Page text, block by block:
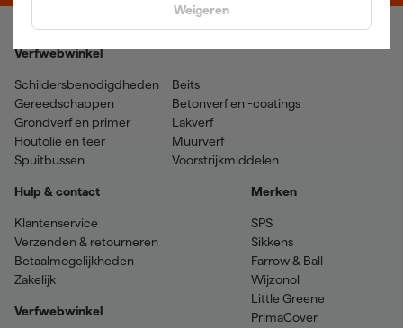
Weigeren
Verfwebwinkel
Schildersbenodigdheden
Gereedschappen
Grondverf en primer
Houtolie en teer
Spuitbussen
Beits
Betonverf en -coatings
Lakverf
Muurverf
Voorstrijkmiddelen
Hulp & contact
Klantenservice
Verzenden & retourneren
Betaalmogelijkheden
Zakelijk
Verfwebwinkel
Merken
SPS
Sikkens
Farrow & Ball
Wijzonol
Little Greene
PrimaCover